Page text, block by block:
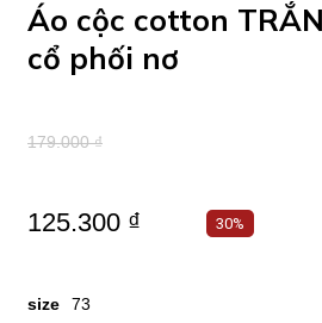
Áo cộc cotton
cổ phối nơ
179.000 ₫
125.300 ₫ 30%
size 73